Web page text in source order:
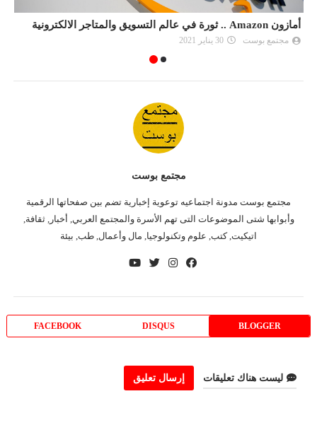
أمازون Amazon .. ثورة في عالم التسويق والمتاجر الالكترونية
مجتمع بوست 30 يناير 2021
مجتمع بوست
مجتمع بوست مدونة اجتماعيه توعوية إخبارية تضم بين صفحاتها الرقمية
وأبوابها شتى الموضوعات التى تهم الأسرة والمجتمع العربي, أخبار, ثقافة,
اتيكيت, كتب, علوم وتكنولوجيا, مال وأعمال, طب, بيئة
BLOGGER
DISQUS
FACEBOOK
ليست هناك تعليقات إرسال تعليق